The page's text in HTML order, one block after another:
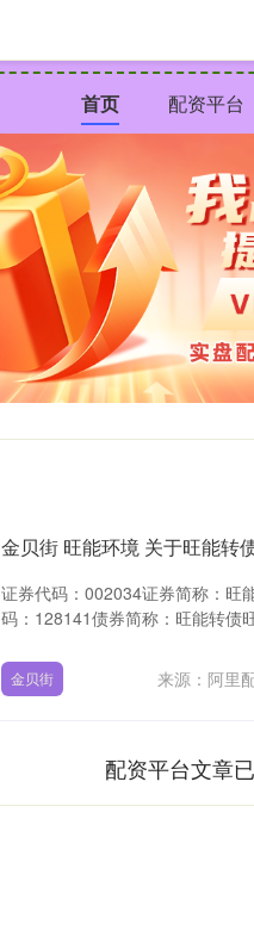
首页 配资平台
金贝街 旺能环境 关于旺能转
证券代码：002034证券简称：旺
码：128141债券简称：旺能转债
金贝街 来源：阿里
配资平台文章